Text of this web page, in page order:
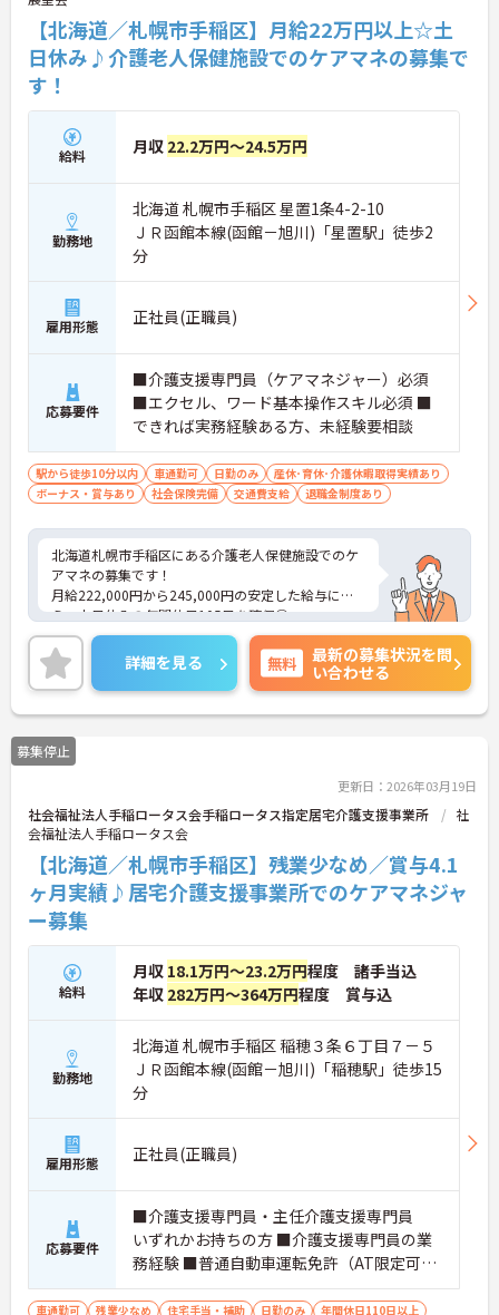
【北海道／札幌市手稲区】月給22万円以上☆土
日休み♪介護老人保健施設でのケアマネの募集で
す！
給料 月収 22.2万円～24.5万円
勤務地
北海道 札幌市手稲区 星置1条4-2-10
ＪＲ函館本線(函館－旭川)「星置駅」徒歩2
分
雇用形態 正社員(正職員)
応募要件
■介護支援専門員（ケアマネジャー）必須
■エクセル、ワード基本操作スキル必須 ■
できれば実務経験ある方、未経験要相談
駅から徒歩10分以内 車通勤可 日勤のみ
産休･育休･介護休暇取得実績あり
ボーナス・賞与あり
社会保険完備 交通費支給 退職金制度あり
北海道札幌市手稲区にある介護老人保健施設でのケ
アマネの募集です！
月給222,000円から245,000円の安定した給与に加
え、土日休みの年間休日105日を確保◎
JR星置駅から徒歩2分の好立地で、通勤も便利です
♪
ご興味がある方はご面接のポイントをお伝えします
ので、お気軽にお問い合わせください。
詳細を見る 無料
最新の募集状況を問
い合わせる
募集停止
更新日：2026年03月19日
社会福祉法人手稲ロータス会手稲ロータス指定居宅介護支援事業所
社
会福祉法人手稲ロータス会
【北海道／札幌市手稲区】残業少なめ／賞与4.1
ヶ月実績♪居宅介護支援事業所でのケアマネジャ
ー募集
給料
月収 18.1万円～23.2万円程度 諸手当込
年収 282万円～364万円程度 賞与込
勤務地
北海道 札幌市手稲区 稲穂３条６丁目７－５
ＪＲ函館本線(函館－旭川)「稲穂駅」徒歩15
分
雇用形態 正社員(正職員)
応募要件
■介護支援専門員・主任介護支援専門員
いずれかお持ちの方 ■介護支援専門員の業
務経験 ■普通自動車運転免許（AT限定可）
■ワード・エクセル基本操作
車通勤可 残業少なめ 住宅手当・補助 日勤のみ
年間休日110日以上